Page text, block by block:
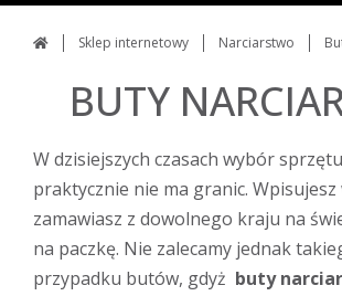
navigation
Sklep internetowy Narciarstwo
BUTY
W dzisiejszych czasach wybór
praktycznie nie ma granic. Wpisujesz
zamawiasz z dowolnego kraju na
na paczkę. Nie zalecamy jednak
przypadku butów, gdyż buty